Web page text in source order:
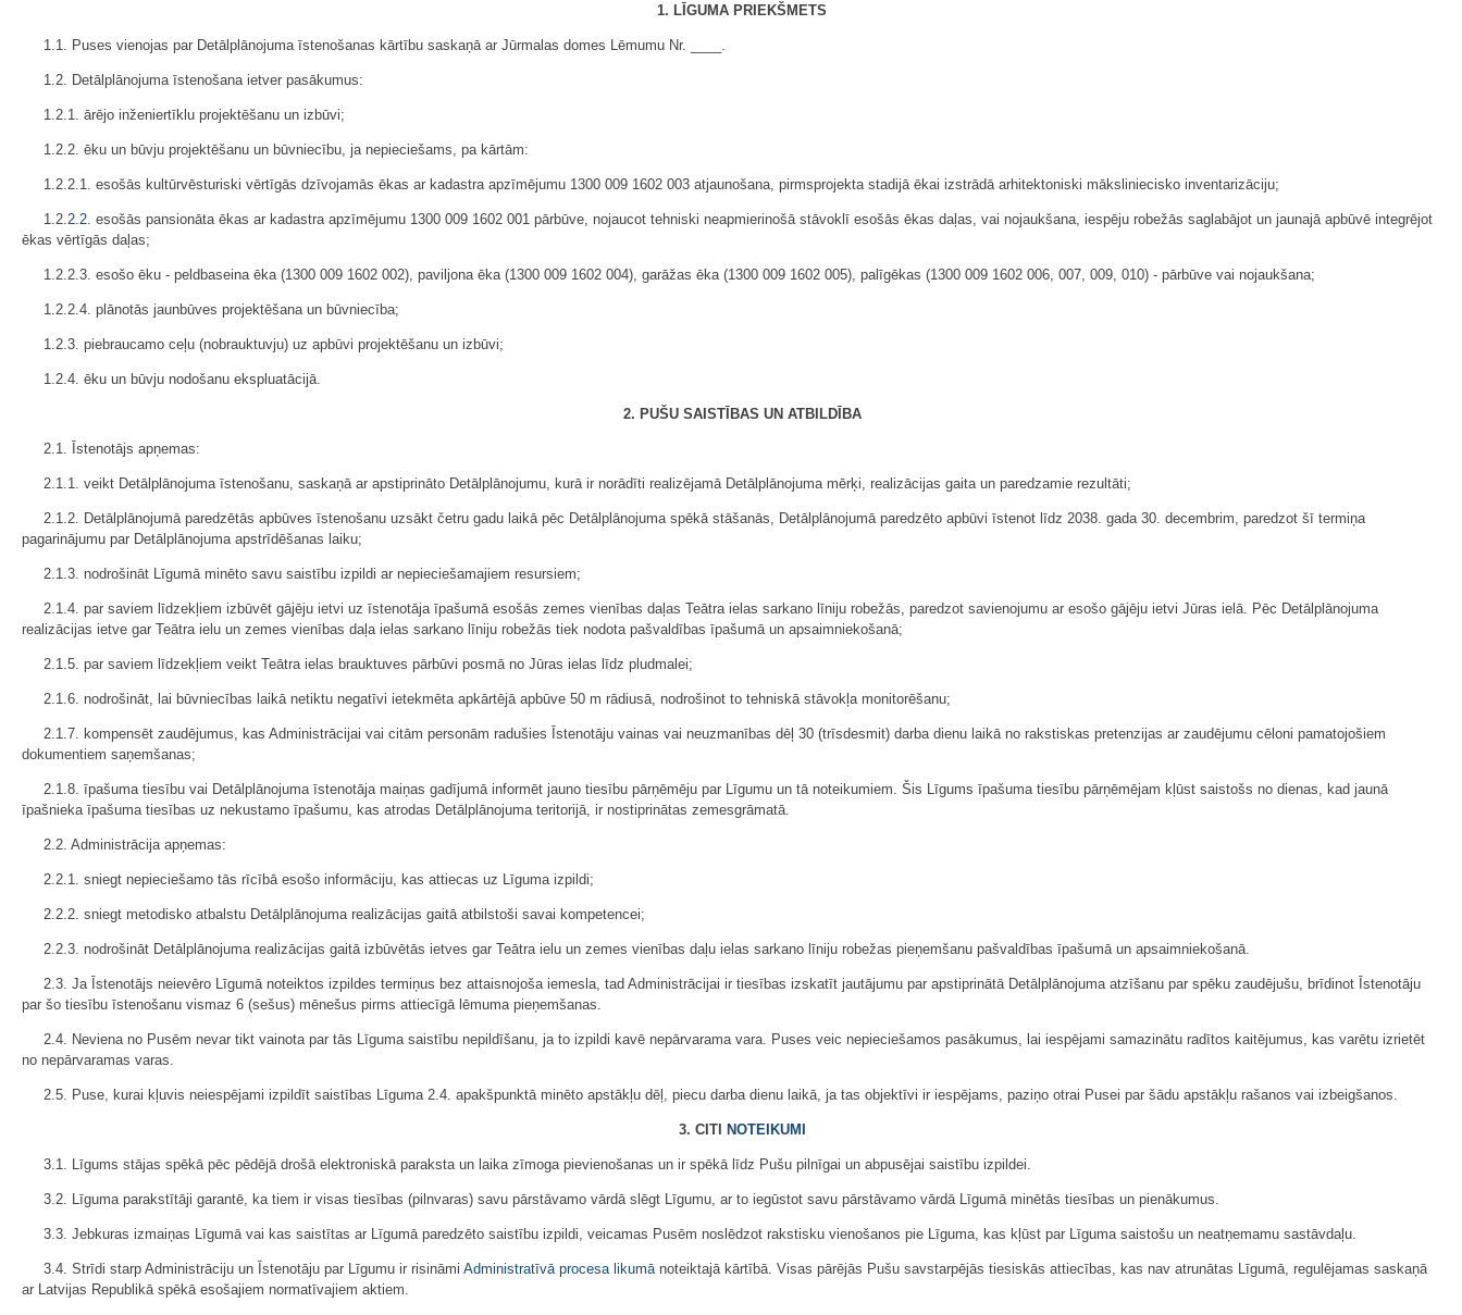
1. LĪGUMA PRIEKŠMETS
1.1. Puses vienojas par Detālplānojuma īstenošanas kārtību saskaņā ar Jūrmalas domes Lēmumu Nr. ____.
1.2. Detālplānojuma īstenošana ietver pasākumus:
1.2.1. ārējo inženiertīklu projektēšanu un izbūvi;
1.2.2. ēku un būvju projektēšanu un būvniecību, ja nepieciešams, pa kārtām:
1.2.2.1. esošās kultūrvēsturiski vērtīgās dzīvojamās ēkas ar kadastra apzīmējumu 1300 009 1602 003 atjaunošana, pirmsprojekta stadijā ēkai izstrādā arhitektoniski māksliniecisko inventarizāciju;
1.2. 2.2 . esošās pansionāta ēkas ar kadastra apzīmējumu 1300 009 1602 001 pārbūve, nojaucot tehniski neapmierinošā stāvoklī esošās ēkas daļas, vai nojaukšana, iespēju robežās saglabājot un jaunajā apbūvē integrējot
ēkas vērtīgās daļas;
1.2.2.3. esošo ēku - peldbaseina ēka (1300 009 1602 002), paviljona ēka (1300 009 1602 004), garāžas ēka (1300 009 1602 005), palīgēkas (1300 009 1602 006, 007, 009, 010) - pārbūve vai nojaukšana;
1.2.2.4. plānotās jaunbūves projektēšana un būvniecība;
1.2.3. piebraucamo ceļu (nobrauktuvju) uz apbūvi projektēšanu un izbūvi;
1.2.4. ēku un būvju nodošanu ekspluatācijā.
2. PUŠU SAISTĪBAS UN ATBILDĪBA
2.1. Īstenotājs apņemas:
2.1.1. veikt Detālplānojuma īstenošanu, saskaņā ar apstiprināto Detālplānojumu, kurā ir norādīti realizējamā Detālplānojuma mērķi, realizācijas gaita un paredzamie rezultāti;
2.1.2. Detālplānojumā paredzētās apbūves īstenošanu uzsākt četru gadu laikā pēc Detālplānojuma spēkā stāšanās, Detālplānojumā paredzēto apbūvi īstenot līdz 2038. gada 30. decembrim, paredzot šī termiņa
pagarinājumu par Detālplānojuma apstrīdēšanas laiku;
2.1.3. nodrošināt Līgumā minēto savu saistību izpildi ar nepieciešamajiem resursiem;
2.1.4. par saviem līdzekļiem izbūvēt gājēju ietvi uz īstenotāja īpašumā esošās zemes vienības daļas Teātra ielas sarkano līniju robežās, paredzot savienojumu ar esošo gājēju ietvi Jūras ielā. Pēc Detālplānojuma
realizācijas ietve gar Teātra ielu un zemes vienības daļa ielas sarkano līniju robežās tiek nodota pašvaldības īpašumā un apsaimniekošanā;
2.1.5. par saviem līdzekļiem veikt Teātra ielas brauktuves pārbūvi posmā no Jūras ielas līdz pludmalei;
2.1.6. nodrošināt, lai būvniecības laikā netiktu negatīvi ietekmēta apkārtējā apbūve 50 m rādiusā, nodrošinot to tehniskā stāvokļa monitorēšanu;
2.1.7. kompensēt zaudējumus, kas Administrācijai vai citām personām radušies Īstenotāju vainas vai neuzmanības dēļ 30 (trīsdesmit) darba dienu laikā no rakstiskas pretenzijas ar zaudējumu cēloni pamatojošiem
dokumentiem saņemšanas;
2.1.8. īpašuma tiesību vai Detālplānojuma īstenotāja maiņas gadījumā informēt jauno tiesību pārņēmēju par Līgumu un tā noteikumiem. Šis Līgums īpašuma tiesību pārņēmējam kļūst saistošs no dienas, kad jaunā
īpašnieka īpašuma tiesības uz nekustamo īpašumu, kas atrodas Detālplānojuma teritorijā, ir nostiprinātas zemesgrāmatā.
2.2. Administrācija apņemas:
2.2.1. sniegt nepieciešamo tās rīcībā esošo informāciju, kas attiecas uz Līguma izpildi;
2.2.2. sniegt metodisko atbalstu Detālplānojuma realizācijas gaitā atbilstoši savai kompetencei;
2.2.3. nodrošināt Detālplānojuma realizācijas gaitā izbūvētās ietves gar Teātra ielu un zemes vienības daļu ielas sarkano līniju robežas pieņemšanu pašvaldības īpašumā un apsaimniekošanā.
2.3. Ja Īstenotājs neievēro Līgumā noteiktos izpildes termiņus bez attaisnojoša iemesla, tad Administrācijai ir tiesības izskatīt jautājumu par apstiprinātā Detālplānojuma atzīšanu par spēku zaudējušu, brīdinot Īstenotāju
par šo tiesību īstenošanu vismaz 6 (sešus) mēnešus pirms attiecīgā lēmuma pieņemšanas.
2.4. Neviena no Pusēm nevar tikt vainota par tās Līguma saistību nepildīšanu, ja to izpildi kavē nepārvarama vara. Puses veic nepieciešamos pasākumus, lai iespējami samazinātu radītos kaitējumus, kas varētu izrietēt
no nepārvaramas varas.
2.5. Puse, kurai kļuvis neiespējami izpildīt saistības Līguma 2.4. apakšpunktā minēto apstākļu dēļ, piecu darba dienu laikā, ja tas objektīvi ir iespējams, paziņo otrai Pusei par šādu apstākļu rašanos vai izbeigšanos.
3. CITI NOTEIKUMI
3.1. Līgums stājas spēkā pēc pēdējā drošā elektroniskā paraksta un laika zīmoga pievienošanas un ir spēkā līdz Pušu pilnīgai un abpusējai saistību izpildei.
3.2. Līguma parakstītāji garantē, ka tiem ir visas tiesības (pilnvaras) savu pārstāvamo vārdā slēgt Līgumu, ar to iegūstot savu pārstāvamo vārdā Līgumā minētās tiesības un pienākumus.
3.3. Jebkuras izmaiņas Līgumā vai kas saistītas ar Līgumā paredzēto saistību izpildi, veicamas Pusēm noslēdzot rakstisku vienošanos pie Līguma, kas kļūst par Līguma saistošu un neatņemamu sastāvdaļu.
3.4. Strīdi starp Administrāciju un Īstenotāju par Līgumu ir risināmi Administratīvā procesa likumā noteiktajā kārtībā. Visas pārējās Pušu savstarpējās tiesiskās attiecības, kas nav atrunātas Līgumā, regulējamas saskaņā
ar Latvijas Republikā spēkā esošajiem normatīvajiem aktiem.